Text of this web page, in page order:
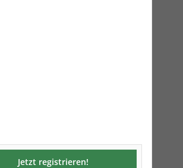
Jetzt registrieren!